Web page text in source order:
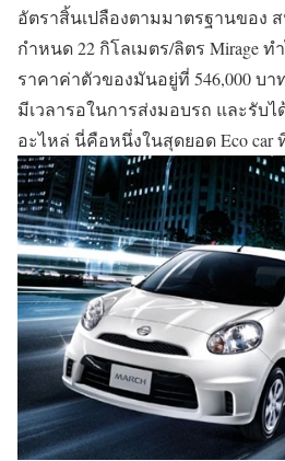
อัตราสิ้นเปลืองตามมาตรฐานของ
กำหนด 22 กิโลเมตร/ลิตร Mirage ท
ราคาค่าตัวของมันอยู่ที่ 546,000 บา
มีเวลารอในการส่งมอบรถ และรับ
อะไหล่ นี่คือหนึ่งในสุดยอด Eco